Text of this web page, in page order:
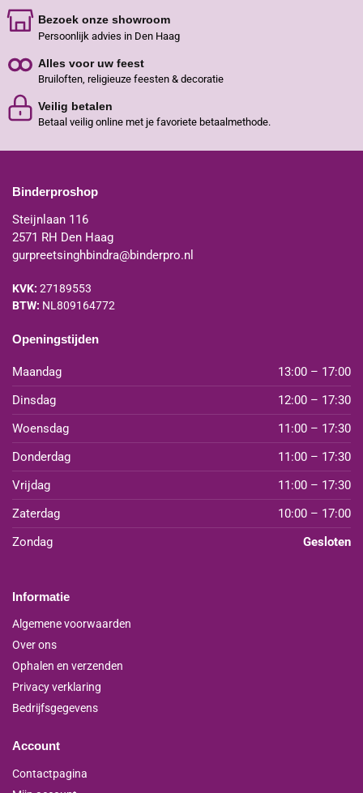
Bezoek onze showroom
Persoonlijk advies in Den Haag
Alles voor uw feest
Bruiloften, religieuze feesten & decoratie
Veilig betalen
Betaal veilig online met je favoriete betaalmethode.
Binderproshop
Steijnlaan 116
2571 RH Den Haag
gurpreetsinghbindra@binderpro.nl
KVK: 27189553
BTW: NL809164772
Openingstijden
Maandag
13:00 – 17:00
Dinsdag
12:00 – 17:30
Woensdag
11:00 – 17:30
Donderdag
11:00 – 17:30
Vrijdag
11:00 – 17:30
Zaterdag
10:00 – 17:00
Zondag
Gesloten
Informatie
Algemene voorwaarden
Over ons
Ophalen en verzenden
Privacy verklaring
Bedrijfsgegevens
Account
Contactpagina